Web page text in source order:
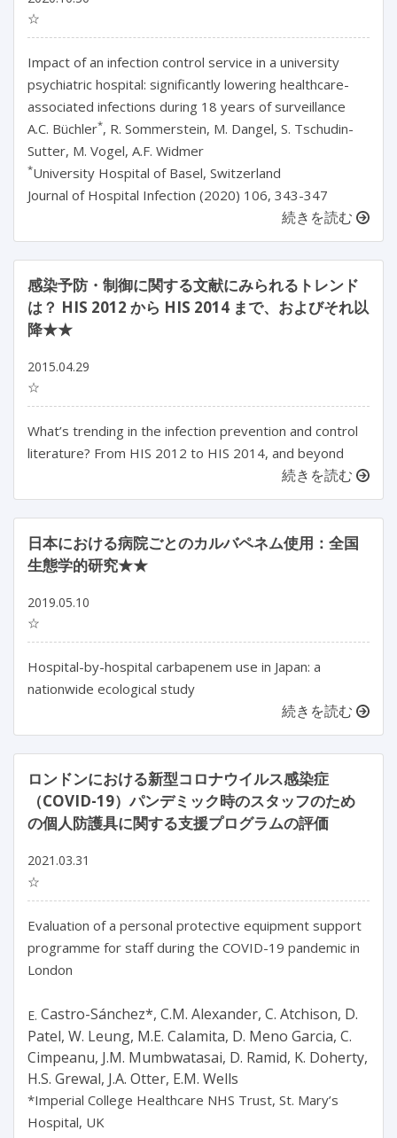
☆
Impact of an infection control service in a university
psychiatric hospital: significantly lowering healthcare-
associated infections during 18 years of surveillance
A.C. Büchler*, R. Sommerstein, M. Dangel, S. Tschudin-
Sutter, M. Vogel, A.F. Widmer
*University Hospital of Basel, Switzerland
Journal of Hospital Infection (2020) 106, 343-347
続きを読む
感染予防・制御に関する文献にみられるトレンド
は？ HIS 2012 から HIS 2014 まで、およびそれ以
降★★
2015.04.29
☆
What’s trending in the infection prevention and control
literature? From HIS 2012 to HIS 2014, and beyond
続きを読む
日本における病院ごとのカルバペネム使用：全国
生態学的研究★★
2019.05.10
☆
Hospital-by-hospital carbapenem use in Japan: a
nationwide ecological study
続きを読む
ロンドンにおける新型コロナウイルス感染症
（COVID-19）パンデミック時のスタッフのため
の個人防護具に関する支援プログラムの評価
2021.03.31
☆
Evaluation of a personal protective equipment support
programme for staff during the COVID-19 pandemic in
London
E. Castro-Sánchez*, C.M. Alexander, C. Atchison, D.
Patel, W. Leung, M.E. Calamita, D. Meno Garcia, C.
Cimpeanu, J.M. Mumbwatasai, D. Ramid, K. Doherty,
H.S. Grewal, J.A. Otter, E.M. Wells
*Imperial College Healthcare NHS Trust, St. Mary’s
Hospital, UK